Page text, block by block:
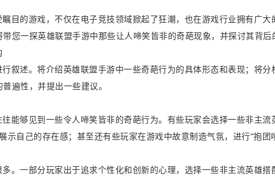
目的游戏，不仅在电子竞技领域掀起了狂潮，也在游戏行业拥有广大
您一探英雄联盟手游中那些让人啼笑皆非的奇葩现象，并探讨其背后
叙述。将介绍英雄联盟手游中一些奇葩行为的具体形态和表现；将
遍性，并提出一些建议。
能够见到一些令人啼笑皆非的奇葩行为。有些玩家会选择一些非主
示自己的存在感；甚至还有些玩家在游戏中故意制造气氛，进行“抱
。一部分玩家出于追求个性化和创新的心理，选择一些非主流英雄搭